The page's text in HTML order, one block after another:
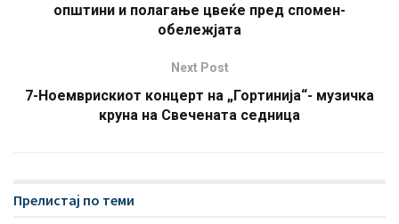
општини и полагање цвеќе пред спомен-
обележјата
Next Post
7-Ноемврискиот концерт на „Гортинија“- музичка
круна на Свечената седница
Прелистај по теми